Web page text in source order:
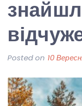
Posted on 10